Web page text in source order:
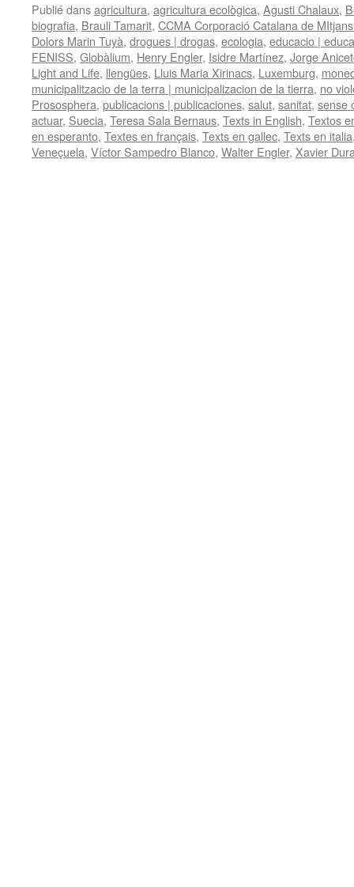
Publié dansagricultura, agricultura ecològica, Agusti Chalaux,
biografia, Brauli Tamarit, CCMA Corporació Catalana de
Dolors Marin Tuyà, drogues | drogas, ecologia, educacio |
FENISS, Globàlium, Henry Engler, Isidre Martínez, Jorge
Light and Life, llengües, Lluis Maria Xirinacs, Luxemburg,
municipalitzacio de la terra | municipalizacion de la tierra, no
Prososphera, publicacions | publicaciones, salut, sanitat, sense
actuar, Suecia, Teresa Sala Bernaus, Texts in English, Textos
en esperanto, Textes en français, Texts en gallec, Texts en italia
Veneçuela, Víctor Sampedro Blanco, Walter Engler, Xavier